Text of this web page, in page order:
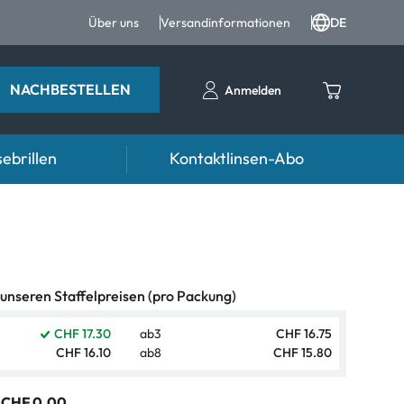
Über uns Versandinformationen DE
NACHBESTELLEN Anmelden
FAQ
weiteres Zubehör
Kontaktlinsen-Abo
Staffelpreisen (pro Packung)
CHF 17.30 ab3
CHF 16.75
CHF 16.10 ab8 CHF 15.80